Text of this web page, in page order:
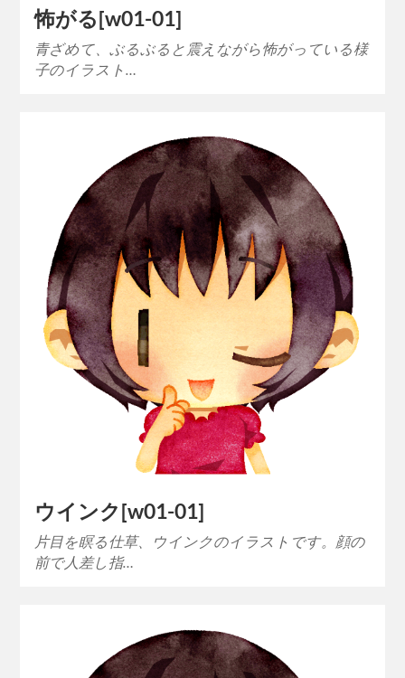
怖がる[w01-01]
青ざめて、ぶるぶると震えながら怖がっている様
子のイラスト…
ウインク[w01-01]
片目を瞑る仕草、ウインクのイラストです。顔の
前で人差し指…